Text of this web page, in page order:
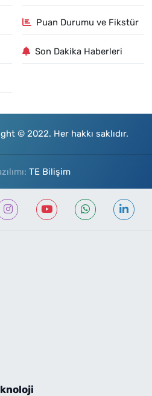
Puan Durumu ve Fikstür
Son Dakika Haberleri
© 2022. Her hakkı saklıdır.
TE Bilişim